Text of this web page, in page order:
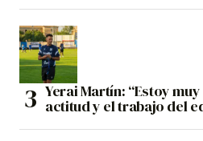
Yerai Martín: “Estoy
actitud y el trabajo del